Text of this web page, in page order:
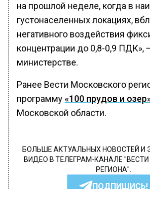
на прошлой неделе, когда в
густонаселенных локациях,
негативного воздействия
концентрации до 0,8-0,9 ПДК»,
министерстве.
Ранее Вести Московского
программу «100 прудов и
Московской области.
БОЛЬШЕ АКТУАЛЬНЫХ НОВОСТЕЙ И
ВИДЕО В ТЕЛЕГРАМ-КАНАЛЕ
РЕГИОНА".
ПОДПИШИСЬ!